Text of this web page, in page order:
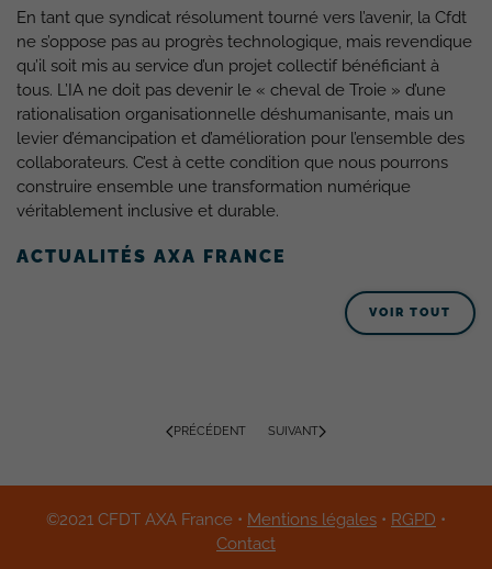
En tant que syndicat résolument tourné vers l’avenir, la Cfdt
ne s’oppose pas au progrès technologique, mais revendique
qu’il soit mis au service d’un projet collectif bénéficiant à
tous. L’IA ne doit pas devenir le « cheval de Troie » d’une
rationalisation organisationnelle déshumanisante, mais un
levier d’émancipation et d’amélioration pour l’ensemble des
collaborateurs. C’est à cette condition que nous pourrons
construire ensemble une transformation numérique
véritablement inclusive et durable.
ACTUALITÉS AXA FRANCE
VOIR TOUT
PRÉCÉDENT SUIVANT
©2021 CFDT AXA France • Mentions légales • RGPD •
Contact